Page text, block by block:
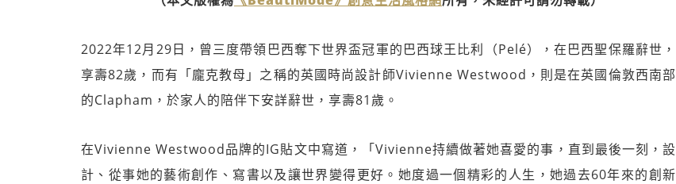
2022年12月29日，曾三度帶領巴西奪下世界盃冠軍的巴西球王比利（Pelé），在巴西聖保羅辭世，
享壽82歲，而有「龐克教母」之稱的英國時尚設計師Vivienne Westwood，則是在英國倫敦西南部
的Clapham，於家人的陪伴下安詳辭世，享壽81歲。
在Vivienne Westwood品牌的IG貼文中寫道，「Vivienne持續做著她喜愛的事，直到最後一刻，設
計、從事她的藝術創作、寫書以及讓世界變得更好。她度過一個精彩的人生，她過去60年來的創新